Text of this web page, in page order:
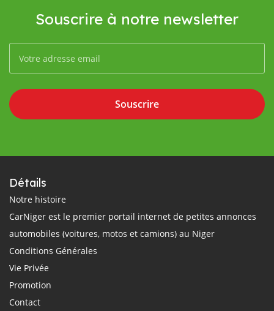
Souscrire à notre newsletter
Souscrire
Détails
Notre histoire
CarNiger est le premier portail internet de petites annonces
automobiles (voitures, motos et camions) au Niger
Conditions Générales
Vie Privée
Promotion
Contact